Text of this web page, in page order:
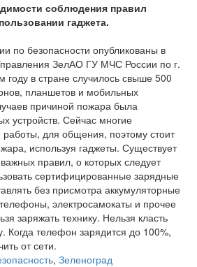
соблюдения правил
гаджета.
по безопасности опубликованы в
ЗелАО ГУ МЧС России по г.
в стране случилось свыше 500
планшетов и мобильных
причиной пожара была
устройств. Сейчас многие
работы, для общения, поэтому стоит
используя гаджеты. Существует
правил, о которых следует
сертифицированные зарядные
без присмотра аккумуляторные
электросамокаты и прочее
заряжать технику. Нельзя класть
телефон зарядится до 100%,
от сети.
, Зеленоград